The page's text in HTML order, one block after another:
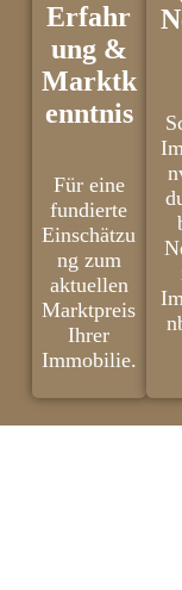
Erfahr
ung &
Marktk
enntnis
Für eine
fundierte
Einschätzu
ng zum
aktuellen
Marktpreis
Ihrer
Immobilie.